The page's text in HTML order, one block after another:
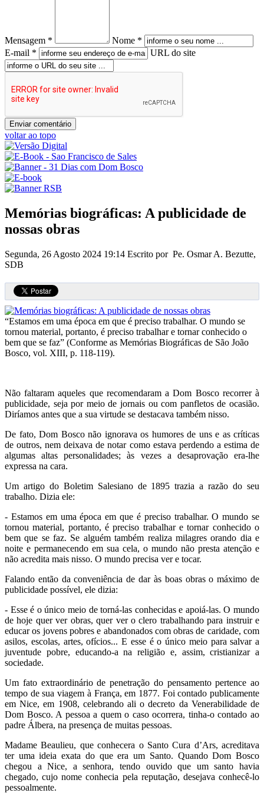
Mensagem *
Nome *
E-mail *
URL do site
voltar ao topo
Memórias biográficas: A publicidade de
nossas obras
Segunda, 26 Agosto 2024 19:14 Escrito por Pe. Osmar A. Bezutte,
SDB
“Estamos em uma época em que é preciso trabalhar. O mundo se
tornou material, portanto, é preciso trabalhar e tornar conhecido o
bem que se faz” (Conforme as Memórias Biográficas de São João
Bosco, vol. XIII, p. 118-119).
Não faltaram aqueles que recomendaram a Dom Bosco recorrer à
publicidade, seja por meio de jornais ou com panfletos de ocasião.
Diríamos antes que a sua virtude se destacava também nisso.
De fato, Dom Bosco não ignorava os humores de uns e as críticas
de outros, nem deixava de notar como estava perdendo a estima de
algumas altas personalidades; às vezes a desaprovação era-lhe
expressa na cara.
Um artigo do Boletim Salesiano de 1895 trazia a razão do seu
trabalho. Dizia ele:
- Estamos em uma época em que é preciso trabalhar. O mundo se
tornou material, portanto, é preciso trabalhar e tornar conhecido o
bem que se faz. Se alguém também realiza milagres orando dia e
noite e permanecendo em sua cela, o mundo não presta atenção e
não acredita mais nisso. O mundo precisa ver e tocar.
Falando então da conveniência de dar às boas obras o máximo de
publicidade possível, ele dizia:
- Esse é o único meio de torná-las conhecidas e apoiá-las. O mundo
de hoje quer ver obras, quer ver o clero trabalhando para instruir e
educar os jovens pobres e abandonados com obras de caridade, com
asilos, escolas, artes, ofícios... E esse é o único meio para salvar a
juventude pobre, educando-a na religião e, assim, cristianizar a
sociedade.
Um fato extraordinário de penetração do pensamento pertence ao
tempo de sua viagem à França, em 1877. Foi contado publicamente
em Nice, em 1908, celebrando ali o decreto da Venerabilidade de
Dom Bosco. A pessoa a quem o caso ocorrera, tinha-o contado ao
padre Álbera, na presença de muitas pessoas.
Madame Beaulieu, que conhecera o Santo Cura d’Ars, acreditava
ter uma ideia exata do que era um Santo. Quando Dom Bosco
chegou a Nice, a senhora, tendo ouvido que um santo havia
chegado, cujo nome conhecia pela reputação, desejava conhecê-lo
pessoalmente.